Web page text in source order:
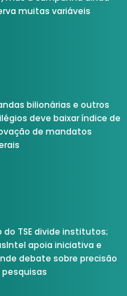
muitas variáveis
bilionárias e outros
deve baixar índice de
de mandatos
do TSE divide institutos;
apoia iniciativa e
debate sobre precisão
pesquisas